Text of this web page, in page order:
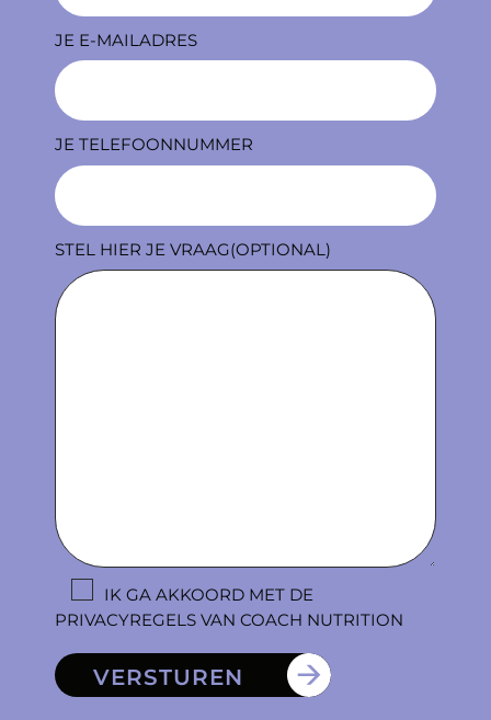
JE E-MAILADRES
JE TELEFOONNUMMER
STEL HIER JE VRAAG(OPTIONAL)
IK GA AKKOORD MET DE
PRIVACYREGELS VAN COACH NUTRITION
VERSTUREN